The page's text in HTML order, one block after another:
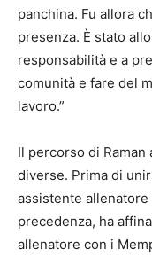
panchina. Fu allora
presenza. È stato
responsabilità e a
comunità e fare del
lavoro.”
Il percorso di
diverse. Prima di
assistente
precedenza, ha
allenatore con i